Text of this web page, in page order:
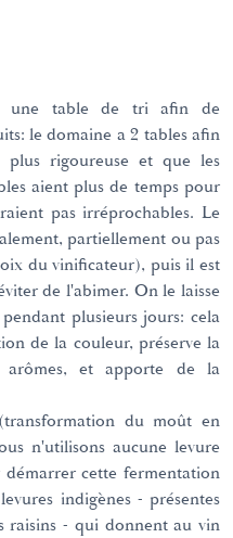
une table de tri afin de
le domaine a 2 tables afin
rigoureuse et que les
aient plus de temps pour
pas irréprochables. Le
partiellement ou pas
du vinificateur), puis il est
de l'abimer. On le laisse
plusieurs jours: cela
de la couleur, préserve la
et apporte de la
du moût en
n'utilisons aucune levure
cette fermentation
indigènes - présentes
raisins - qui donnent au vin